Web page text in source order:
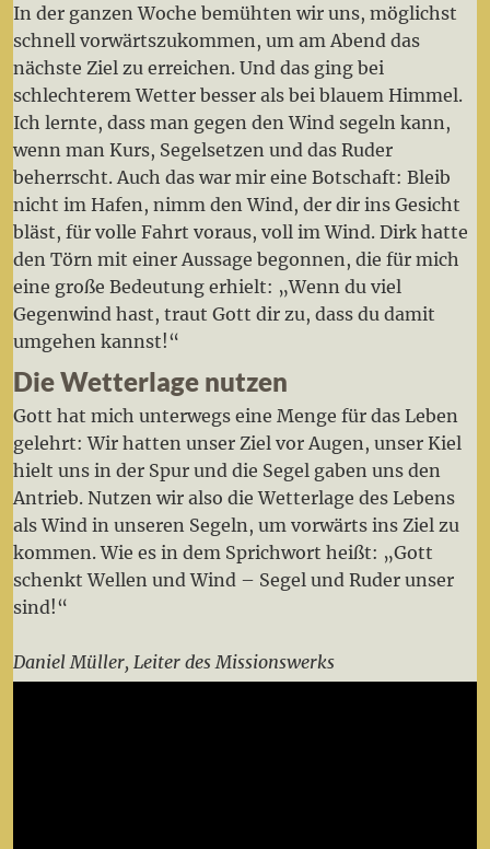
In der ganzen Woche bemühten wir uns, möglichst
schnell vorwärtszukommen, um am Abend das
nächste Ziel zu erreichen. Und das ging bei
schlechterem Wetter besser als bei blauem Himmel.
Ich lernte, dass man gegen den Wind segeln kann,
wenn man Kurs, Segelsetzen und das Ruder
beherrscht. Auch das war mir eine Botschaft: Bleib
nicht im Hafen, nimm den Wind, der dir ins Gesicht
bläst, für volle Fahrt voraus, voll im Wind. Dirk hatte
den Törn mit einer Aussage begonnen, die für mich
eine große Bedeutung erhielt: „Wenn du viel
Gegenwind hast, traut Gott dir zu, dass du damit
umgehen kannst!“
Die Wetterlage nutzen
Gott hat mich unterwegs eine Menge für das Leben
gelehrt: Wir hatten unser Ziel vor Augen, unser Kiel
hielt uns in der Spur und die Segel gaben uns den
Antrieb. Nutzen wir also die Wetterlage des Lebens
als Wind in unseren Segeln, um vorwärts ins Ziel zu
kommen. Wie es in dem Sprichwort heißt: „Gott
schenkt Wellen und Wind – Segel und Ruder unser
sind!“
Daniel Müller, Leiter des Missionswerks